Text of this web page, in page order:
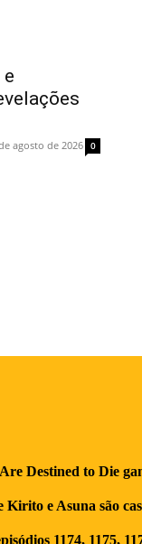
agosto de 2026 0
Destined to Die
e Asuna são
1174, 1175,